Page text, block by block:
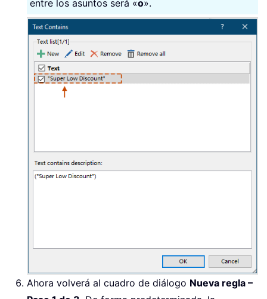
entre los asuntos será «o».
Ahora volverá al cuadro de diálogo Nueva regla –